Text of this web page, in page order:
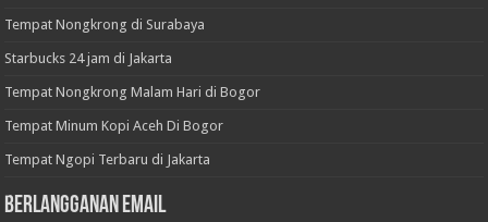
Tempat Nongkrong di Surabaya
Starbucks 24 jam di Jakarta
Tempat Nongkrong Malam Hari di Bogor
Tempat Minum Kopi Aceh Di Bogor
Tempat Ngopi Terbaru di Jakarta
BERLANGGANAN EMAIL